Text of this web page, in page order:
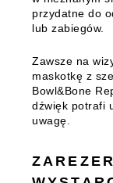
przydatne do
lub zabiegów.
Zawsze na
maskotkę z
Bowl&Bone
dźwięk potrafi
uwagę.